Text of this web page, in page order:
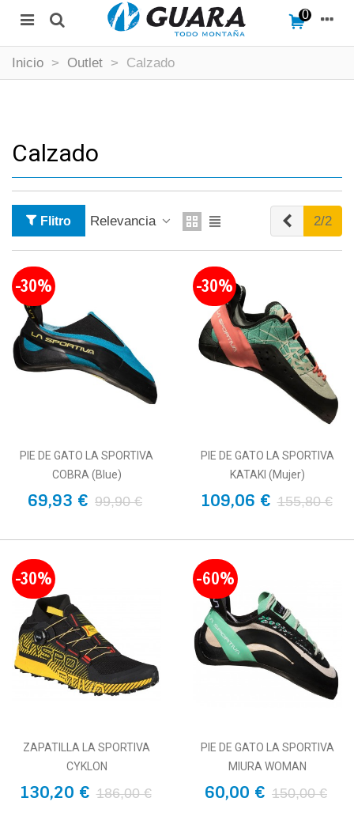
0
Inicio > Outlet > Calzado
Calzado
Flitro Relevancia Anterior
2/2
-30%
PIE DE GATO LA SPORTIVA
COBRA (blue)
69,93 € 99,90 €
-30%
PIE DE GATO LA SPORTIVA
KATAKI (Mujer)
109,06 € 155,80 €
-30%
ZAPATILLA LA SPORTIVA
CYKLON
130,20 € 186,00 €
-60%
PIE DE GATO LA SPORTIVA
MIURA WOMAN
60,00 € 150,00 €